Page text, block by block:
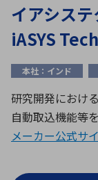
民生
ICTソリュー
レーザー・
アルファベット順
A
E
I
Q
イアシス
iASYS
本社：インド
研究開発におけ
自動取込機能等
メーカー公式サ